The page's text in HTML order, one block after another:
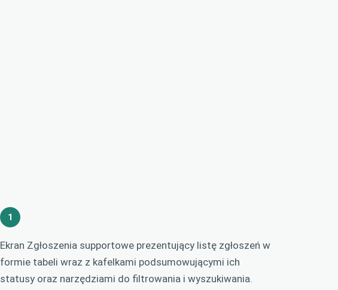
1
Ekran Zgłoszenia supportowe prezentujący listę zgłoszeń w
formie tabeli wraz z kafelkami podsumowującymi ich
statusy oraz narzędziami do filtrowania i wyszukiwania.